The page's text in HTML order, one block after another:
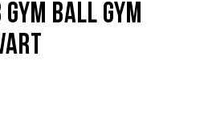
Gym Ball Gym